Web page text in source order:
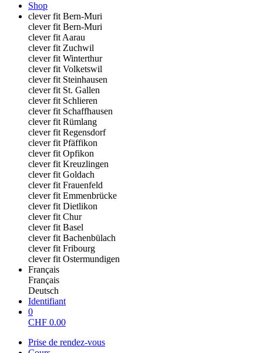
Shop
clever fit Bern-Muri
clever fit Bern-Muri
clever fit Aarau
clever fit Zuchwil
clever fit Winterthur
clever fit Volketswil
clever fit Steinhausen
clever fit St. Gallen
clever fit Schlieren
clever fit Schaffhausen
clever fit Rümlang
clever fit Regensdorf
clever fit Pfäffikon
clever fit Opfikon
clever fit Kreuzlingen
clever fit Goldach
clever fit Frauenfeld
clever fit Emmenbrücke
clever fit Dietlikon
clever fit Chur
clever fit Basel
clever fit Bachenbülach
clever fit Fribourg
clever fit Ostermundigen
Français
Français
Deutsch
Identifiant
0
CHF 0.00
Prise de rendez-vous